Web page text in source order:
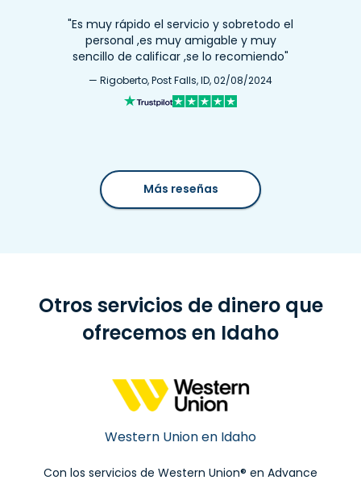
"Es muy rápido el servicio y sobretodo el
personal ,es muy amigable y muy
sencillo de calificar ,se lo recomiendo"
— Rigoberto, Post Falls, ID, 02/08/2024
Más reseñas
Otros servicios de dinero que
ofrecemos en Idaho
Western Union en Idaho
Con los servicios de Western Union® en Advance